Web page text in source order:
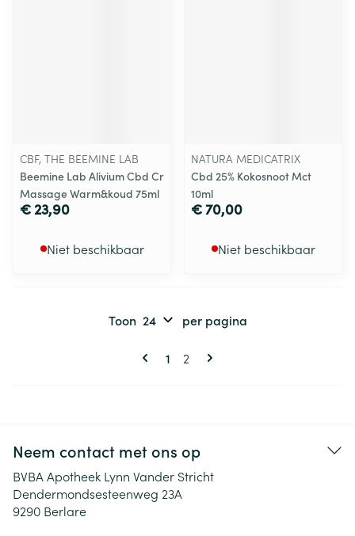
CBF, THE BEEMINE LAB
Beemine Lab Alivium Cbd Cr
Massage Warm&koud 75ml
€ 23,90
Niet beschikbaar
NATURA MEDICATRIX
Cbd 25% Kokosnoot Mct
10ml
€ 70,00
Niet beschikbaar
Pagina's
U lees momenteel pagina
1 Pagina
2
Toon per pagina
Neem contact met ons op
BVBA Apotheek Lynn Vander Stricht
Dendermondsesteenweg 23A
9290 Berlare